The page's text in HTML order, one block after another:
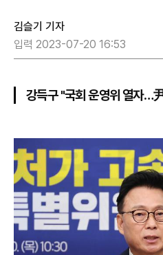
김슬기 기자
입력 2023-07-20 16:53
강득구 "국회 운영위 열자…